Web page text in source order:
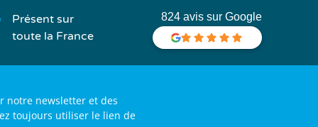
Présent sur
toute la France
824 avis sur Google
notre newsletter et des
toujours utiliser le lien de